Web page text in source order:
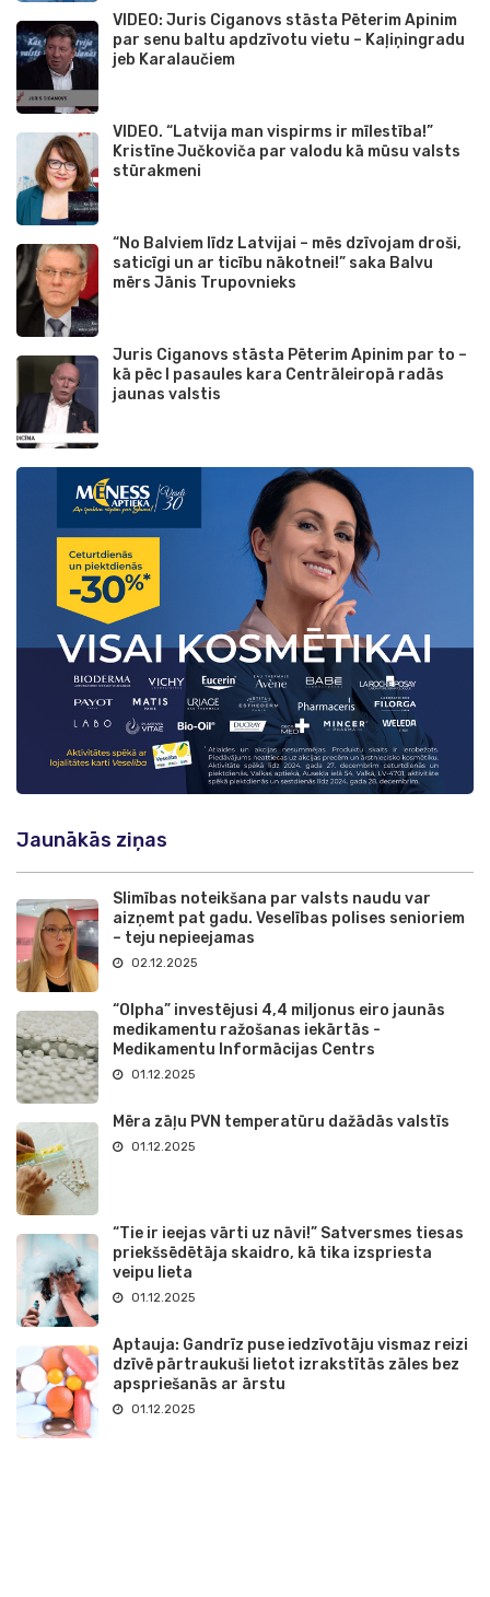
VIDEO: Juris Ciganovs stāsta Pēterim Apinim
par senu baltu apdzīvotu vietu – Kaļiņingradu
jeb Karalaučiem
VIDEO. “Latvija man vispirms ir mīlestība!”
Kristīne Jučkoviča par valodu kā mūsu valsts
stūrakmeni
“No Balviem līdz Latvijai – mēs dzīvojam droši,
saticīgi un ar ticību nākotnei!” saka Balvu
mērs Jānis Trupovnieks
Juris Ciganovs stāsta Pēterim Apinim par to –
kā pēc I pasaules kara Centrāleiropā radās
jaunas valstis
Jaunākās ziņas
Slimības noteikšana par valsts naudu var
aizņemt pat gadu. Veselības polises senioriem
– teju nepieejamas
02.12.2025
“Olpha” investējusi 4,4 miljonus eiro jaunās
medikamentu ražošanas iekārtās -
Medikamentu Informācijas Centrs
01.12.2025
Mēra zāļu PVN temperatūru dažādās valstīs
01.12.2025
“Tie ir ieejas vārti uz nāvi!” Satversmes tiesas
priekšsēdētāja skaidro, kā tika izspriesta
veipu lieta
01.12.2025
Aptauja: Gandrīz puse iedzīvotāju vismaz reizi
dzīvē pārtraukuši lietot izrakstītās zāles bez
apspriešanās ar ārstu
01.12.2025